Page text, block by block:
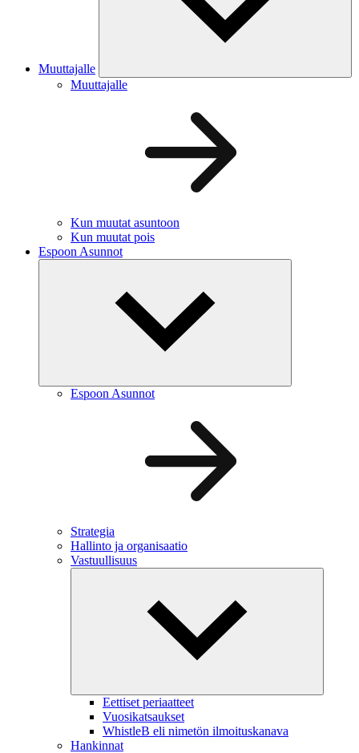
Muuttajalle
Muuttajalle
Kun muutat asuntoon
Kun muutat pois
Espoon Asunnot
Espoon Asunnot
Strategia
Hallinto ja organisaatio
Vastuullisuus
Eettiset periaatteet
Vuosikatsaukset
WhistleB eli nimetön ilmoituskanava
Hankinnat